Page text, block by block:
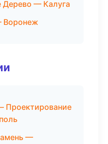
— Калуга
Проектирование
—